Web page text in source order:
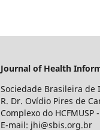
Journal of Health
Sociedade Brasileira de
R. Dr. Ovídio Pires de
Complexo do HCFMUSP
E-mail: jhi@sbis.org.br